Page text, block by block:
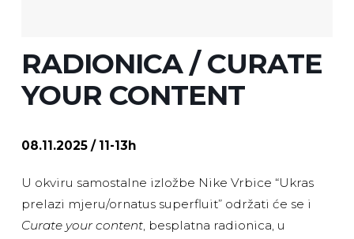
RADIONICA / CURATE
YOUR CONTENT
08.11.2025 / 11-13h
U okviru samostalne izložbe Nike Vrbice “Ukras
prelazi mjeru/ornatus superfluit” održati će se i
Curate your content, besplatna radionica, u